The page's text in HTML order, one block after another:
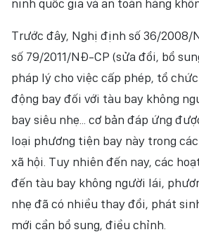
ninh quốc gia và an toàn hàng
Trước đây, Nghị định số 36/2008/
số 79/2011/NĐ-CP (sửa đổi, bổ
pháp lý cho việc cấp phép, tổ
động bay đối với tàu bay không
bay siêu nhẹ... cơ bản đáp ứng
loại phương tiện bay này trong
xã hội. Tuy nhiên đến nay, các
đến tàu bay không người lái,
nhẹ đã có nhiều thay đổi, phát
mới cần bổ sung, điều chỉnh.